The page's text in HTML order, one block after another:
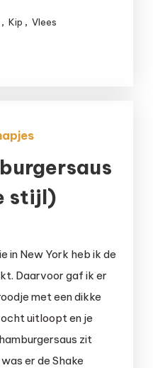
, Kip , Vlees
stijl)
in New York heb ik de
Daarvoor gaf ik er
met een dikke
uitloopt en je
zit
er de Shake